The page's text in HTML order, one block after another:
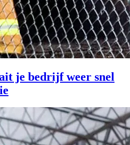
je bedrijf weer snel